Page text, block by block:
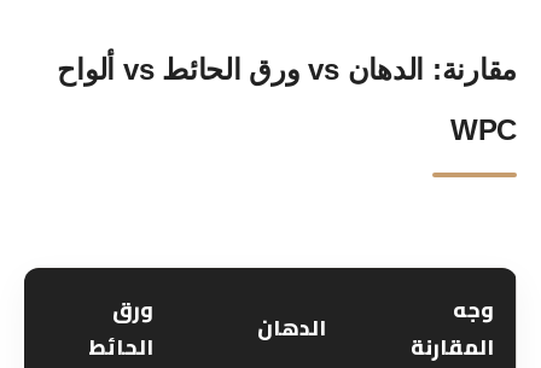
مقارنة: الدهان vs ورق الحائط vs ألواح
WPC
وجه
المقارنة
الدهان
ورق
الحائط